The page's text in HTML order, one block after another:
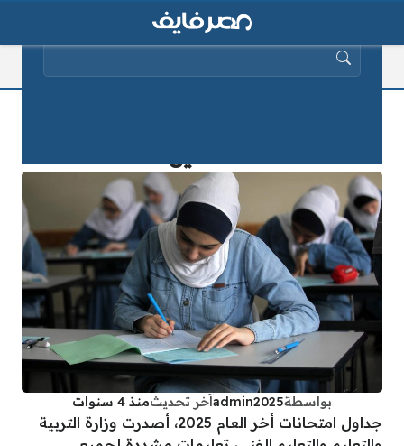
بواسطةadmin2025آخر تحديثمنذ 4 سنوات
جداول امتحانات أخر العام 2025، أصدرت وزارة التربية
البحث عن: